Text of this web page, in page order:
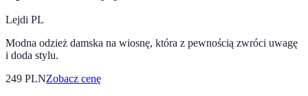
Lejdi PL
Modna odzież damska na wiosnę, która z pewnością zwróci uwagę
i doda stylu.
249 PLNZobacz cenę